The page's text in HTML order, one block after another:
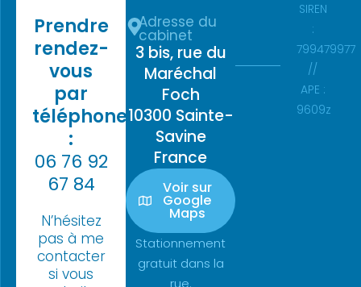
SIREN
:
799479977
//
APE :
9609z
Adresse du
cabinet
3 bis, rue du
Maréchal
Foch
10300 Sainte-
Savine
France
Voir sur
Google
Maps
Stationnement
gratuit dans la
rue.
Prendre
rendez-
vous
par
téléphone
:
06 76 92
67 84
N’hésitez
pas à me
contacter
si vous